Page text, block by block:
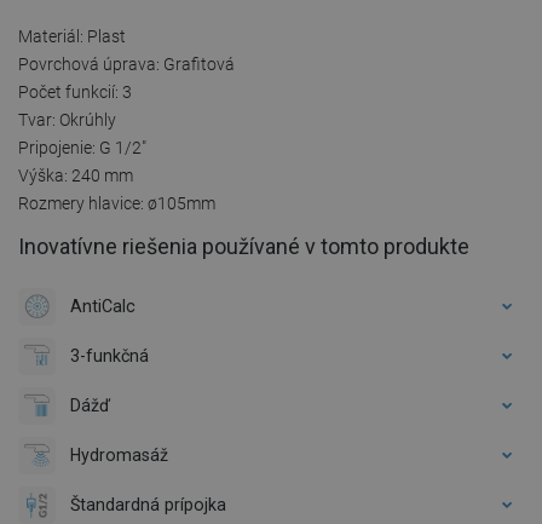
Materiál: Plast
Povrchová úprava: Grafitová
Počet funkcií: 3
Tvar: Okrúhly
Pripojenie: G 1/2"
Výška: 240 mm
Rozmery hlavice: ø105mm
Inovatívne riešenia používané v tomto produkte
AntiCalc
3-funkčná
Dážď
Hydromasáž
Štandardná prípojka